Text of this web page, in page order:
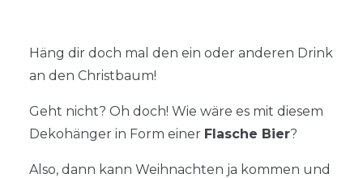
Häng dir doch mal den ein oder anderen Drink
an den Christbaum!
Geht nicht? Oh doch! Wie wäre es mit diesem
Dekohänger in Form einer Flasche Bier?
Also, dann kann Weihnachten ja kommen und